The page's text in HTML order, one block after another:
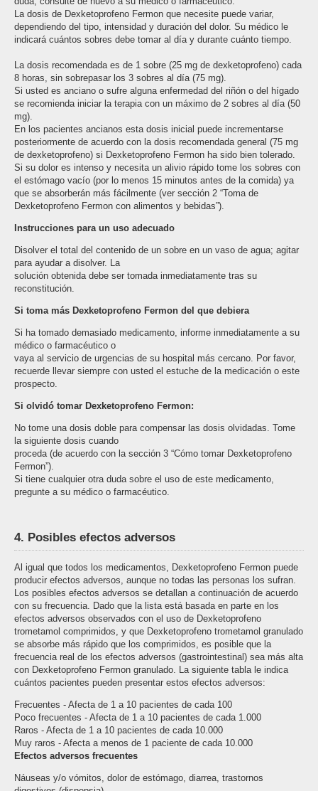
La dosis de Dexketoprofeno Fermon que necesite puede variar,
dependiendo del tipo, intensidad y duración del dolor. Su médico le
indicará cuántos sobres debe tomar al día y durante cuánto tiempo.
La dosis recomendada es de 1 sobre (25 mg de dexketoprofeno) cada
8 horas, sin sobrepasar los 3 sobres al día (75 mg).
Si usted es anciano o sufre alguna enfermedad del riñón o del hígado
se recomienda iniciar la terapia con un máximo de 2 sobres al día (50
mg).
En los pacientes ancianos esta dosis inicial puede incrementarse
posteriormente de acuerdo con la dosis recomendada general (75 mg
de dexketoprofeno) si Dexketoprofeno Fermon ha sido bien tolerado.
Si su dolor es intenso y necesita un alivio rápido tome los sobres con
el estómago vacío (por lo menos 15 minutos antes de la comida) ya
que se absorberán más fácilmente (ver sección 2 “Toma de
Dexketoprofeno Fermon con alimentos y bebidas”).
Instrucciones para un uso adecuado
Disolver el total del contenido de un sobre en un vaso de agua; agitar
para ayudar a disolver. La
solución obtenida debe ser tomada inmediatamente tras su
reconstitución.
Si toma más Dexketoprofeno Fermon del que debiera
Si ha tomado demasiado medicamento, informe inmediatamente a su
médico o farmacéutico o
vaya al servicio de urgencias de su hospital más cercano. Por favor,
recuerde llevar siempre con usted el estuche de la medicación o este
prospecto.
Si olvidó tomar Dexketoprofeno Fermon:
No tome una dosis doble para compensar las dosis olvidadas. Tome
la siguiente dosis cuando
proceda (de acuerdo con la sección 3 “Cómo tomar Dexketoprofeno
Fermon”).
Si tiene cualquier otra duda sobre el uso de este medicamento,
pregunte a su médico o farmacéutico.
4. Posibles efectos adversos
Al igual que todos los medicamentos, Dexketoprofeno Fermon puede
producir efectos adversos, aunque no todas las personas los sufran.
Los posibles efectos adversos se detallan a continuación de acuerdo
con su frecuencia. Dado que la lista está basada en parte en los
efectos adversos observados con el uso de Dexketoprofeno
trometamol comprimidos, y que Dexketoprofeno trometamol granulado
se absorbe más rápido que los comprimidos, es posible que la
frecuencia real de los efectos adversos (gastrointestinal) sea más alta
con Dexketoprofeno Fermon granulado. La siguiente tabla le indica
cuántos pacientes pueden presentar estos efectos adversos:
Frecuentes - Afecta de 1 a 10 pacientes de cada 100
Poco frecuentes - Afecta de 1 a 10 pacientes de cada 1.000
Raros - Afecta de 1 a 10 pacientes de cada 10.000
Muy raros - Afecta a menos de 1 paciente de cada 10.000
Efectos adversos frecuentes
Náuseas y/o vómitos, dolor de estómago, diarrea, trastornos